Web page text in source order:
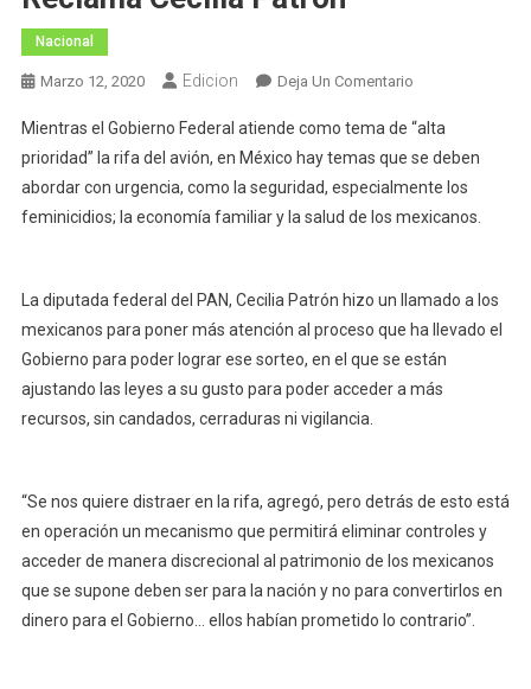
Nacional
Marzo 12, 2020 Edicion Deja Un ComentarioEn
Temas
Más
Urgentes
De
La
Rifa
Del
Avión,
Mientras el Gobierno Federal atiende como tema de “alta
prioridad” la rifa del avión, en México hay temas que se deben
abordar con urgencia, como la seguridad, especialmente los
feminicidios; la economía familiar y la salud de los mexicanos.
La diputada federal del PAN, Cecilia Patrón hizo un llamado a los
mexicanos para poner más atención al proceso que ha llevado el
Gobierno para poder lograr ese sorteo, en el que se están
ajustando las leyes a su gusto para poder acceder a más
recursos, sin candados, cerraduras ni vigilancia.
“Se nos quiere distraer en la rifa, agregó, pero detrás de esto está
en operación un mecanismo que permitirá eliminar controles y
acceder de manera discrecional al patrimonio de los mexicanos
que se supone deben ser para la nación y no para convertirlos en
dinero para el Gobierno… ellos habían prometido lo contrario”.